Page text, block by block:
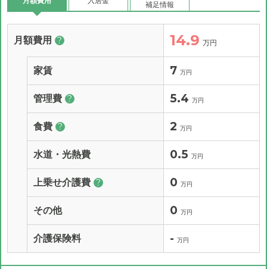
補足情報
月額費用 ? 14.9 万円
家賃 7 万円
管理費 ? 5.4 万円
食費 ? 2 万円
水道・光熱費 0.5 万円
上乗せ介護費 ? 0 万円
その他 0 万円
介護保険料 - 万円